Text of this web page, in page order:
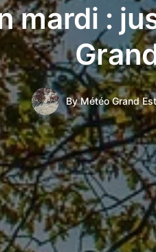
mardi :
ByMétéo Grand Est